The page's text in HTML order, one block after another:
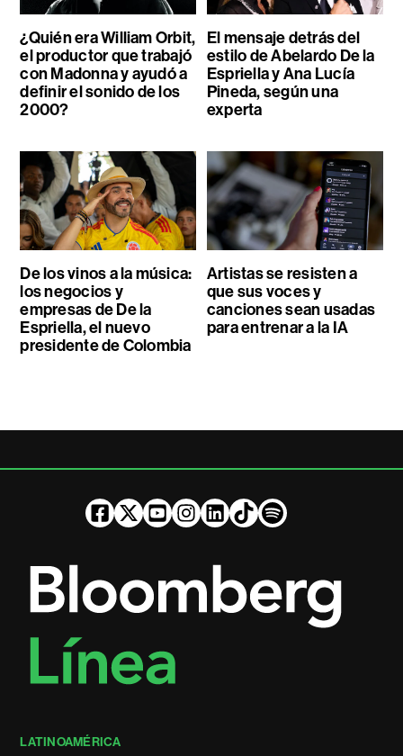
¿Quién era William Orbit,
el productor que trabajó
con Madonna y ayudó a
definir el sonido de los
2000?
El mensaje detrás del
estilo de Abelardo De la
Espriella y Ana Lucía
Pineda, según una
experta
De los vinos a la música:
los negocios y
empresas de De la
Espriella, el nuevo
presidente de Colombia
Artistas se resisten a
que sus voces y
canciones sean usadas
para entrenar a la IA
LATINOAMÉRICA